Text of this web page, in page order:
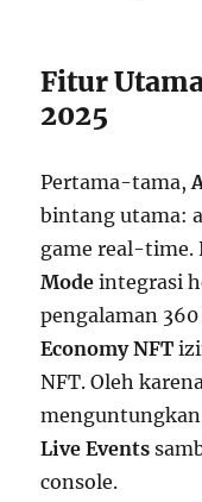
Fitur
2025
Pertama-tama,
bintang utama:
game real-time.
Mode integrasi
pengalaman
Economy NFT
NFT. Oleh
Live Events
console.